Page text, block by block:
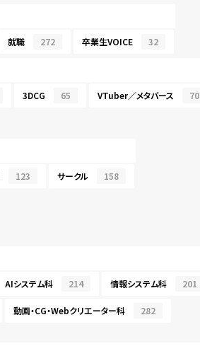
就職 272 卒業生VOICE 32
3DCG 65 VTuber／メタバース 70
123 サークル 158
AIシステム科 214 情報システム科 201
動画・CG・Webクリエーター科 282